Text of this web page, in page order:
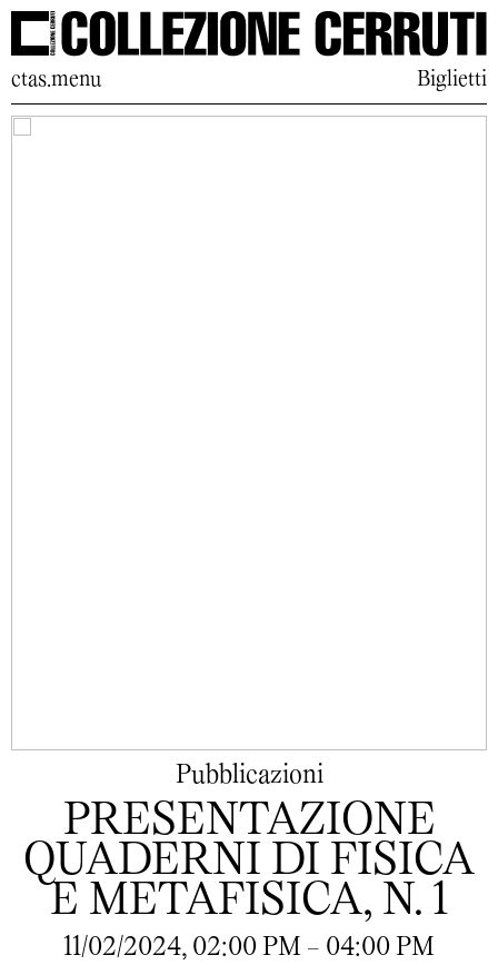
ctas.menu Biglietti
Pubblicazioni
PRESENTAZIONE
QUADERNI DI FISICA
E METAFISICA, N. 1
11/02/2024, 02:00 PM - 04:00 PM